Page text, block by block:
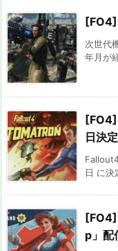
次世代
年月が
日決
日 に決
p」配